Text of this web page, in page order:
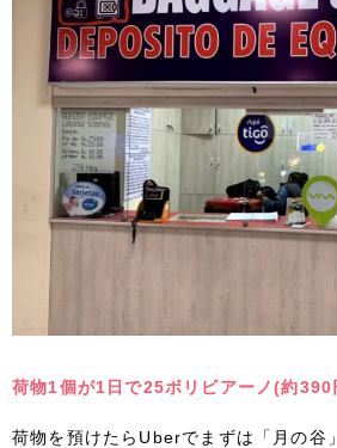
荷物1個が1日で25ボリビアーノ(約390
荷物を預けたらUberでまずは「月の谷